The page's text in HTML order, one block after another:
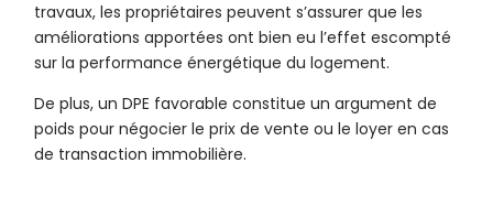
travaux, les propriétaires peuvent s’assurer que les
améliorations apportées ont bien eu l’effet escompté
sur la performance énergétique du logement.
De plus, un DPE favorable constitue un argument de
poids pour négocier le prix de vente ou le loyer en cas
de transaction immobilière.